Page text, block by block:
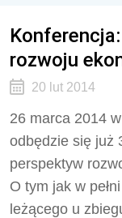
rozwoju
20 lut 2014
26 marca 2014
odbędzie się już
perspektyw
O tym jak w
leżącego u